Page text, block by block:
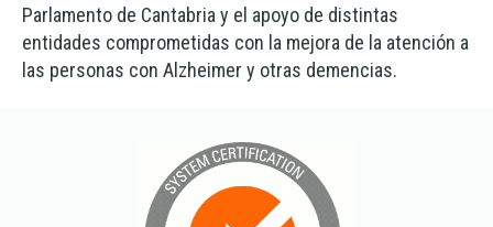
Parlamento de Cantabria y el apoyo de distintas
entidades comprometidas con la mejora de la atención a
las personas con Alzheimer y otras demencias.